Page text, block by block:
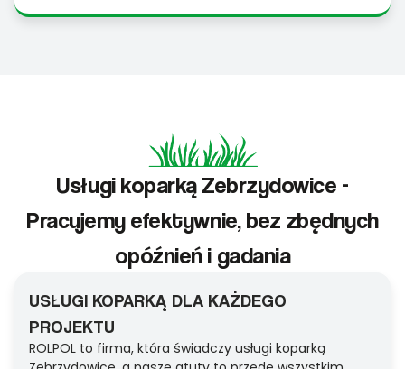
Usługi koparką Zebrzydowice -
Pracujemy efektywnie, bez zbędnych
opóźnień i gadania
USŁUGI KOPARKĄ DLA KAŻDEGO
PROJEKTU
ROLPOL to firma, która świadczy usługi koparką